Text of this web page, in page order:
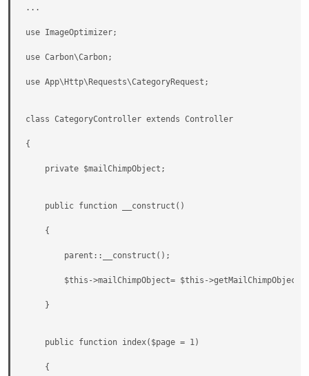
...
use ImageOptimizer;
use Carbon\Carbon;
use App\Http\Requests\CategoryRequest;
class CategoryController extends Controller
{
    private $mailChimpObject;
    public function __construct()
    {
        parent::__construct();
$this->mailChimpObject= $this-
    }
    public function index($page = 1)
    {